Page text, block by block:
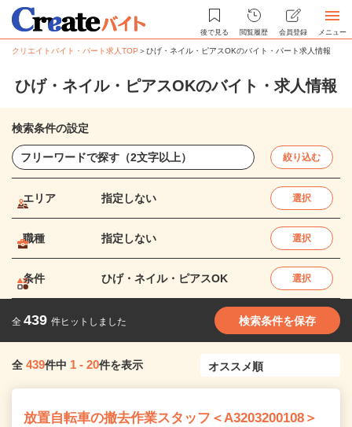
後で見る 閲覧履歴 会員登録 メニュー
クリエイトバイト・パート求人TOP ＞ひげ・ネイル・ピアスOKのバイト・パート求人情報
ひげ・ネイル・ピアスOKのバイト・求人情報
検索条件の設定
絞り込む
エリア 指定しない 選択
職種 指定しない 選択
条件 ひげ・ネイル・ピアスOK 選択
全 439 件ヒットしました 検索条件を保存
全 439件中 1 - 20件を表示
放置自転車の撤去作業スタッフ＜A3203200108＞